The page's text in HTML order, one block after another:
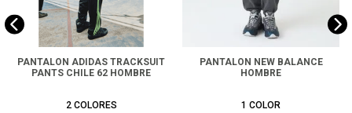
PANTALON ADIDAS TRACKSUIT
PANTS CHILE 62 HOMBRE
2 COLORES
PANTALON NEW BALANCE
HOMBRE
1 COLOR